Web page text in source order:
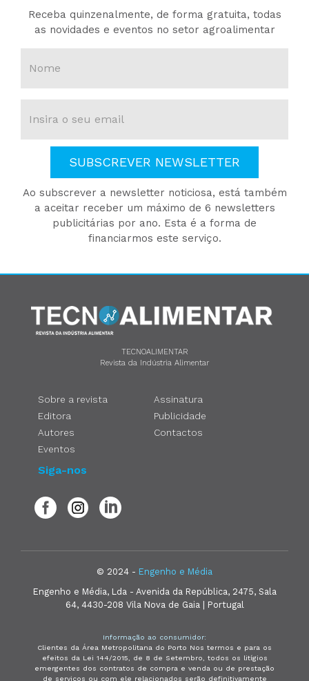
Receba quinzenalmente, de forma gratuita, todas
as novidades e eventos no setor agroalimentar
SUBSCREVER NEWSLETTER
Ao subscrever a newsletter noticiosa, está também
a aceitar receber um máximo de 6 newsletters
publicitárias por ano. Esta é a forma de
financiarmos este serviço.
TECNOALIMENTAR
Revista da Indústria Alimentar
Sobre a revista
Editora
Autores
Eventos
Assinatura
Publicidade
Contactos
Siga-nos
© 2024 - Engenho e Média
Engenho e Média, Lda - Avenida da República, 2475, Sala
64, 4430-208 Vila Nova de Gaia | Portugal
Informação ao consumidor:
Clientes da Área Metropolitana do Porto Nos termos e para os
efeitos da Lei 144/2015, de 8 de Setembro, todos os litígios
emergentes dos contratos de compra e venda ou de prestação
de serviços ou com ele relacionados serão definitivamente